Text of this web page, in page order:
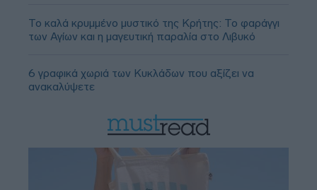
Το καλά κρυμμένο μυστικό της Κρήτης: Το φαράγγι
των Αγίων και η μαγευτική παραλία στο Λιβυκό
6 γραφικά χωριά των Κυκλάδων που αξίζει να
ανακαλύψετε